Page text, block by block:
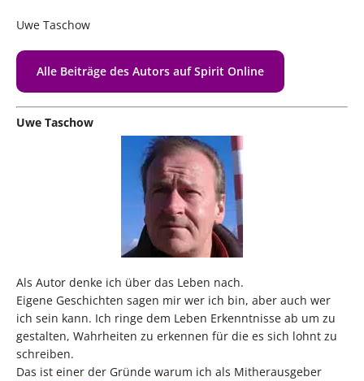
Uwe Taschow
Alle Beiträge des Autors auf Spirit Online
Uwe Taschow
Als Autor denke ich über das Leben nach.
Eigene Geschichten sagen mir wer ich bin, aber auch wer
ich sein kann. Ich ringe dem Leben Erkenntnisse ab um zu
gestalten, Wahrheiten zu erkennen für die es sich lohnt zu
schreiben.
Das ist einer der Gründe warum ich als Mitherausgeber